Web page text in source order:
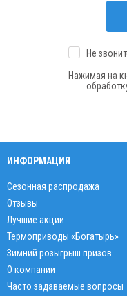
Не
Нажимая на
ИНФОРМАЦИЯ
Сезонная распродажа
Отзывы
Лучшие акции
Термоприводы «Богатырь»
Зимний розыгрыш призов
О компании
Часто задаваемые вопросы